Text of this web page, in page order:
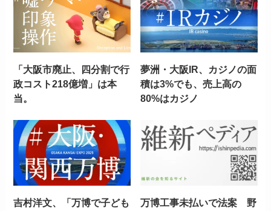
「大阪市廃止、四分割で行
政コスト218億増」は本
当。
夢洲・大阪IR、カジノの面
積は3%でも、売上高の
80%はカジノ
吉村洋文、「万博で子ども
万博工事未払いで法案 野